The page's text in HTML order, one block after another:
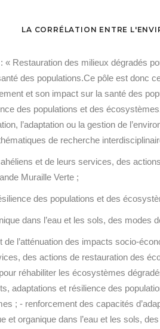
LA CORRÉLATION ENTRE
« Restauration des milieux dégradés
des populations.Ce pôle est
et son impact sur la santé des
des populations et des
l’adaptation ou la gestion de
de recherche
et de leurs services, des
Muraille Verte ;
des populations et des
dans l’eau et les sols, des
de l’atténuation des impacts socio-
des actions de restauration des
réhabiliter les écosystèmes
adaptations et résilience des
; - renforcement des capacités
et organique dans l’eau et les sols,